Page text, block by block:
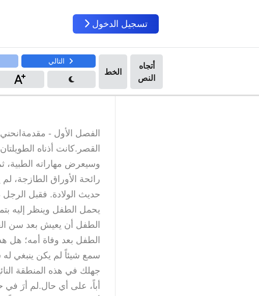
تسجيل الدخول
التالي
الفصل الأول -
القصر.كانت أذناه
وسيعرض مهاراته
رائحة الأوراق الطازجة،
حديث الولادة. فقبل
يحمل الطفل وينظر إليه
الطفل أن يعيش بعد سن
الطفل بعد وفاة أمه؛ هل
سمع شيئاً لم يكن ينبغي
جهلك في هذه المنطقة
أباً، على أي حال.لم أرَ في